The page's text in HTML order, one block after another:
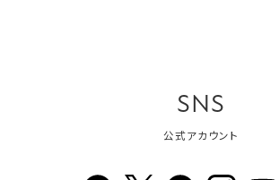
SNS
公式アカウント